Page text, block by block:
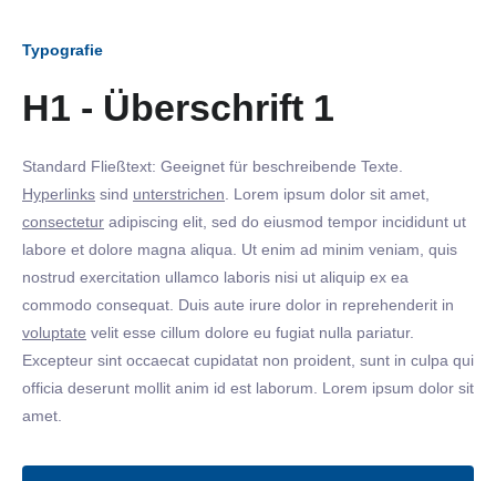
Typografie
H1 - Überschrift 1
Standard Fließtext: Geeignet für beschreibende Texte.
Hyperlinks sind unterstrichen . Lorem ipsum dolor sit amet,
consectetur adipiscing elit, sed do eiusmod tempor incididunt ut
labore et dolore magna aliqua. Ut enim ad minim veniam, quis
nostrud exercitation ullamco laboris nisi ut aliquip ex ea
commodo consequat. Duis aute irure dolor in reprehenderit in
voluptate velit esse cillum dolore eu fugiat nulla pariatur.
Excepteur sint occaecat cupidatat non proident, sunt in culpa qui
officia deserunt mollit anim id est laborum. Lorem ipsum dolor sit
amet.